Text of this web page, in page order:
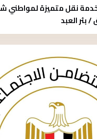
نقل متميزة لمواطني
العبد